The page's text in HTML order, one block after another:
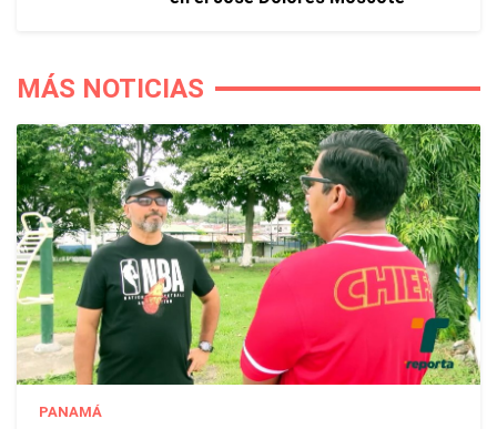
MÁS NOTICIAS
PANAMÁ